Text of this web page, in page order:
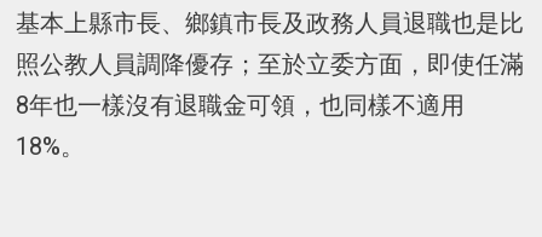
基本上縣市長、鄉鎮市長及政務人員退職也是比
照公教人員調降優存；至於立委方面，即使任滿
8年也一樣沒有退職金可領，也同樣不適用
18%。